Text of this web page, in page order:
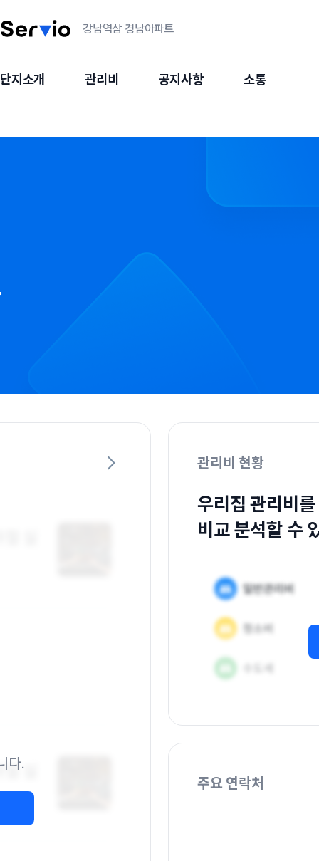
강남역삼 경남아파트
단지소개 관리비 공지사항 소통
다.
관리비 현황
우리집 관리비
비교 분석할 수
주요 연락처